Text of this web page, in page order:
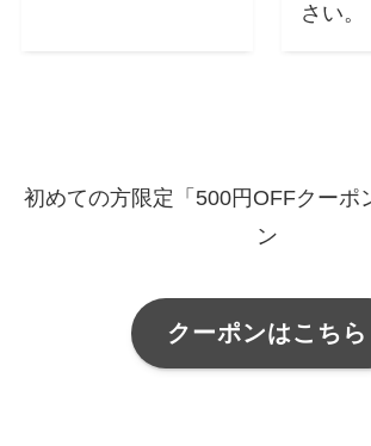
さい。
初めての方限定「500円OFFクーポ
ン
クーポンはこちら